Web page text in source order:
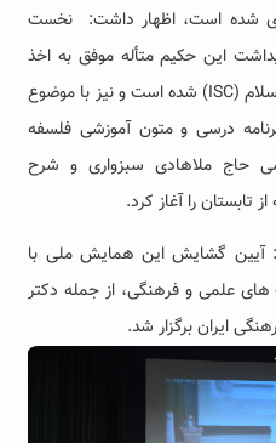
شده است، اظهار داشت: نخست
این حکیم متأله موفق به اخذ
مجوز از پایگاه استنادی علوم جهان اسلام (ISC) شده است و نیز با موضوع
درسی و متون آموزشی فلسفه
حاج ملاهادی سبزواری و شرح
تابستان را آغاز کرد.
آیین گشایش این همایش ملی با
علمی و فرهنگی، از جمله دکتر
ایران برگزار شد.